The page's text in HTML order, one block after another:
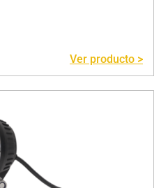
Ver producto >